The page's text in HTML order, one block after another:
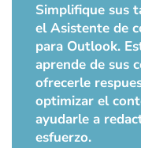
Simplifique sus
el Asistente de
para Outlook.
aprende de sus
ofrecerle
optimizar el
ayudarle a
esfuerzo.